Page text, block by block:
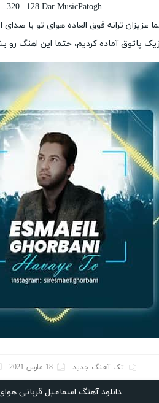
320 | 128 Dar MusicPatogh
عزیزان ترانه فوق العاده هوای تو با
پاتوق آماده کردیم، حتما این اهنگ رو
تک آهنگ جدید 18 مارس 2021
دانلود آهنگ اسماعیل قربانی